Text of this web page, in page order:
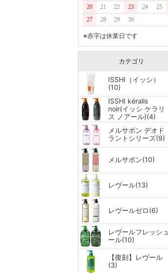
20
21 22 23 24 25
27
28 29 30
※赤字は休業日です
カテゴリ
ISSHI（イッシ）
(10)
ISSHI kéralis
noir(イッシ ケラリ
ス ノアール)(4)
メルサボン デオド
ラントシリーズ(9)
メルサボン(10)
レヴール(13)
レヴールゼロ(6)
レヴールフレッシュ
ール(10)
【復刻】レヴール
(3)